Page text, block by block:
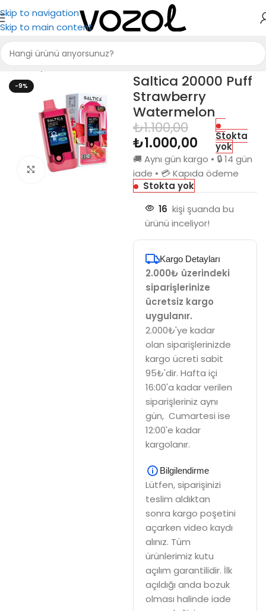
Skip to navigation
Skip to main content
Ana Sayfa Saltica Saltica 20000
-9%
Büyütmek için tıkla
Saltica 20000 Puff
Strawberry
Watermelon
₺1.100,00
₺1.000,00
Stokta
yok
🚚 Aynı gün kargo • 🔒 14 gün
iade • 💳 Kapıda ödeme
Stokta yok
16 kişi şuanda bu
ürünü inceliyor!
Kargo Detayları
2.000₺ üzerindeki
siparişlerinize
ücretsiz kargo
uygulanır.
2.000₺'ye kadar
olan siparişlerinizde
kargo ücreti sabit
95₺'dir. Hafta içi
16:00'a kadar verilen
siparişleriniz aynı
gün, Cumartesi ise
12:00'e kadar
kargolanır.
Bilgilendirme
Lütfen, siparişinizi
teslim aldıktan
sonra kargo poşetini
açarken video kaydı
alınız. Tüm
ürünlerimiz kutu
açılım garantilidir. İlk
açıldığı anda bozuk
olması halinde iade